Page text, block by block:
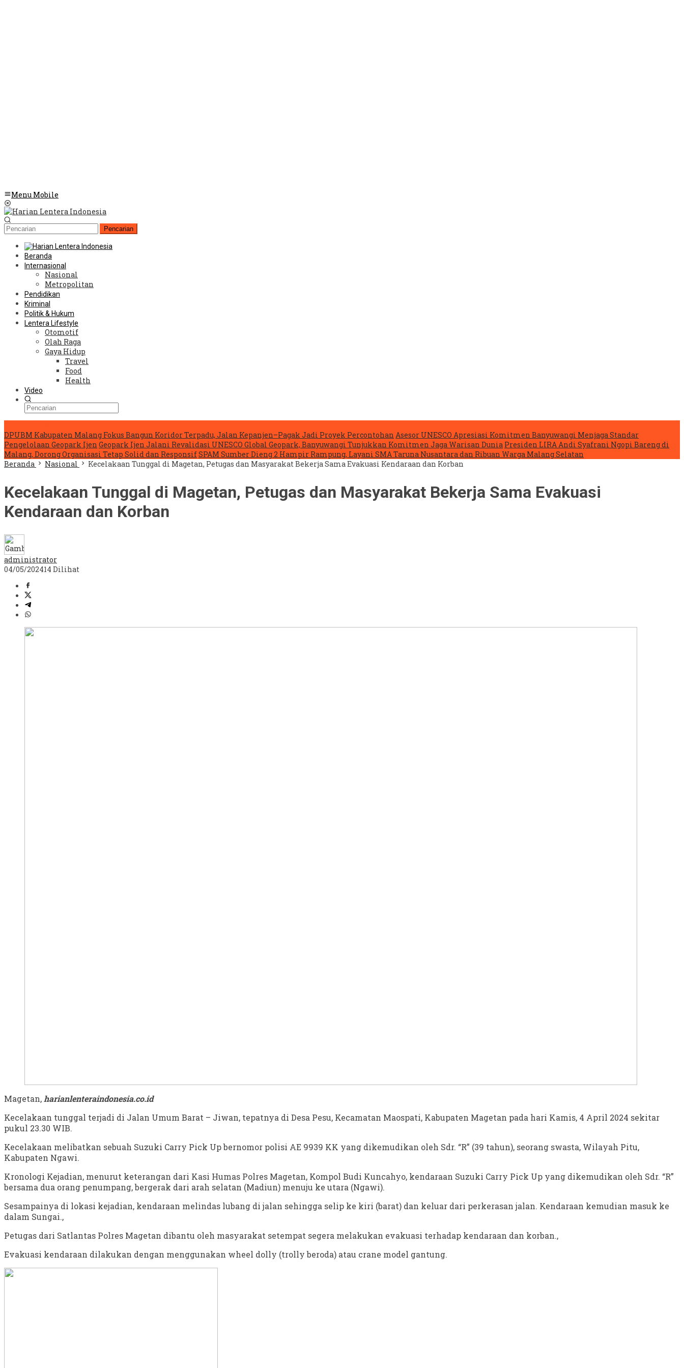
Menu Mobile
Pencarian
Beranda
Internasional
Nasional
Metropolitan
Pendidikan
Kriminal
Politik & Hukum
Lentera Lifestyle
Otomotif
Olah Raga
Gaya Hidup
Travel
Food
Health
Video
DPUBM Kabupaten Malang Fokus Bangun Koridor Terpadu, Jalan Kepanjen–Pagak Jadi Proyek Percontohan Asesor UNESCO Apresiasi Komitmen Banyuwangi Menjaga Standar
Pengelolaan Geopark Ijen Geopark Ijen Jalani Revalidasi UNESCO Global Geopark, Banyuwangi Tunjukkan Komitmen Jaga Warisan Dunia Presiden LIRA Andi Syafrani Ngopi Bareng di
Malang, Dorong Organisasi Tetap Solid dan ResponsifSPAM Sumber Dieng 2 Hampir Rampung, Layani SMA Taruna Nusantara dan Ribuan Warga Malang Selatan
Beranda
Nasional Kecelakaan Tunggal di Magetan, Petugas dan Masyarakat Bekerja Sama Evakuasi Kendaraan dan Korban
Kecelakaan Tunggal di Magetan, Petugas dan Masyarakat Bekerja Sama Evakuasi
Kendaraan dan Korban
administrator
04/05/202414 Dilihat
Magetan,harianlenteraindonesia.co.id
Kecelakaan tunggal terjadi di Jalan Umum Barat – Jiwan, tepatnya di Desa Pesu, Kecamatan Maospati, Kabupaten Magetan pada hari Kamis, 4 April 2024 sekitar
pukul 23.30 WIB.
Kecelakaan melibatkan sebuah Suzuki Carry Pick Up bernomor polisi AE 9939 KK yang dikemudikan oleh Sdr. “R” (39 tahun), seorang swasta, Wilayah Pitu,
Kabupaten Ngawi.
Kronologi Kejadian, menurut keterangan dari Kasi Humas Polres Magetan, Kompol Budi Kuncahyo, kendaraan Suzuki Carry Pick Up yang dikemudikan oleh Sdr. “R”
bersama dua orang penumpang, bergerak dari arah selatan (Madiun) menuju ke utara (Ngawi).
Sesampainya di lokasi kejadian, kendaraan melindas lubang di jalan sehingga selip ke kiri (barat) dan keluar dari perkerasan jalan. Kendaraan kemudian masuk ke
dalam Sungai.,
Petugas dari Satlantas Polres Magetan dibantu oleh masyarakat setempat segera melakukan evakuasi terhadap kendaraan dan korban.,
Evakuasi kendaraan dilakukan dengan menggunakan wheel dolly (trolly beroda) atau crane model gantung.